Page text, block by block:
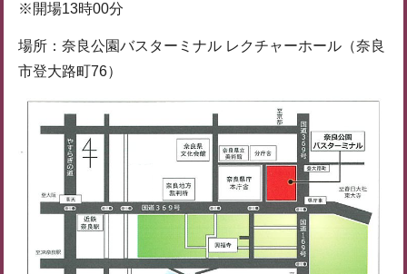
※開場13時00分
場所：奈良公園バスターミナル レクチャーホール（奈良
市登大路町76）